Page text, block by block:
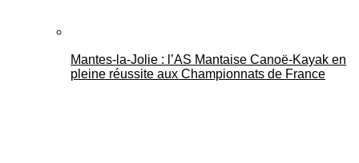
Mantes-la-Jolie : l’AS Mantaise Canoë‑Kayak en
pleine réussite aux Championnats de France